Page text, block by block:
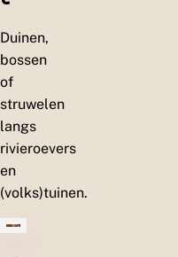
Duinen,
bossen
of
struwelen
langs
rivieroevers
en
(volks)tuinen.